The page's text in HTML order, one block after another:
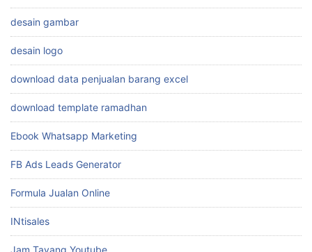
desain gambar
desain logo
download data penjualan barang excel
download template ramadhan
Ebook Whatsapp Marketing
FB Ads Leads Generator
Formula Jualan Online
INtisales